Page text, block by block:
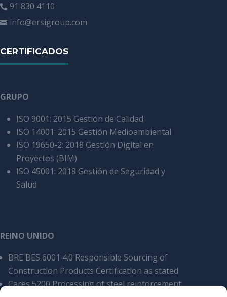
 91 830 4110
 info@ersigroup.com
CERTIFICADOS
GRUPO
ISO 9001: 2015 Gestión de Calidad
ISO 14001: 2015 Gestión Medioambiental
ISO 19650-2: 2018 Gestión Digital en
Proyectos (BIM)
ISO 45001: 2018 Gestión de Seguridad y
Salud
REINO UNIDO
BRE BES 6001 4.0 Responsible Sourcing of
Construction Products Certification as stated
Cares 5200 Processing of steel reinforcement